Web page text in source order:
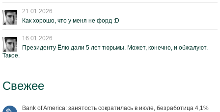
21.01.2026
Как хорошо, что у меня не форд :D
16.01.2026
Президенту Ёлю дали 5 лет тюрьмы. Может, конечно, и обжалуют.
Такое.
Свежее
Bank of America: занятость сократилась в июле, безработица 4,1%